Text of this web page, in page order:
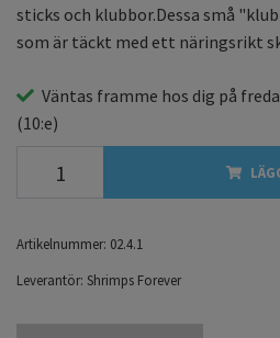
sticks och klubbor.Dessa små
som är täckt med ett näringsrikt
Väntas framme hos dig på
(10:e)
Artikelnummer: 02.4.1
Leverantör: Shrimps Forever